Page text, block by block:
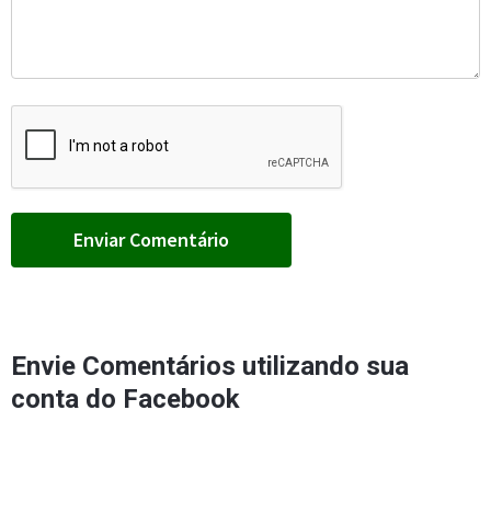
Envie Comentários utilizando sua
conta do Facebook